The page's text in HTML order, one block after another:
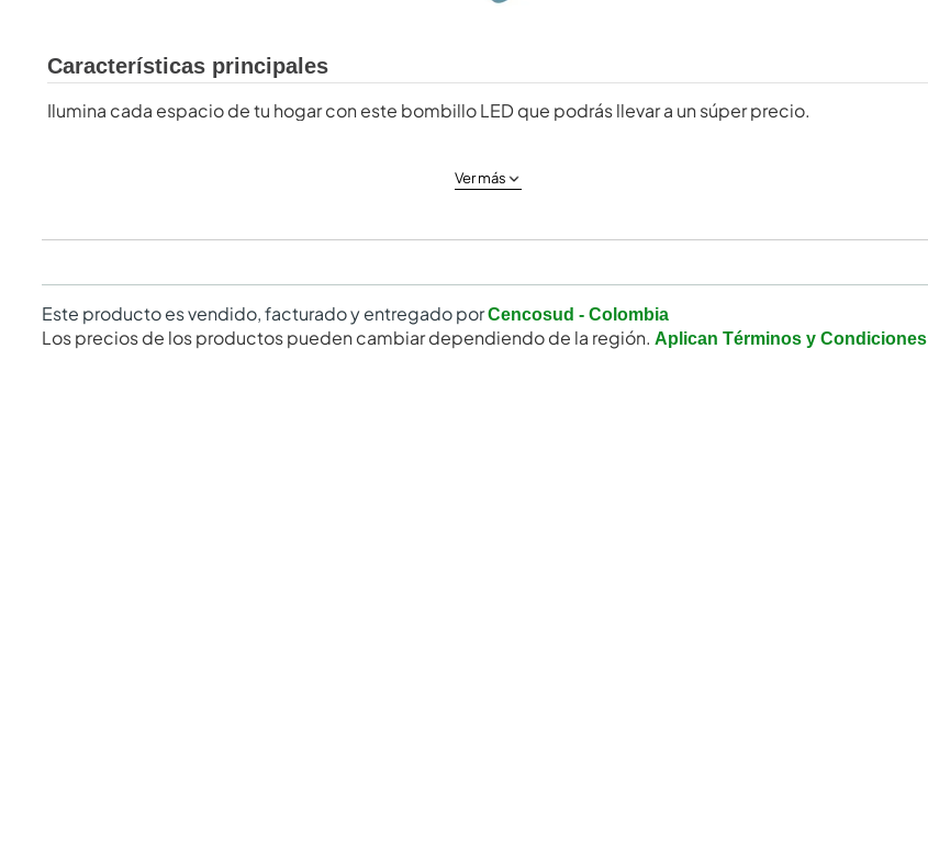
Características principales
Ilumina cada espacio de tu hogar con este bombillo LED que podrás llevar a un súper precio.
Ver más
Este producto es vendido, facturado y entregado porCencosud - Colombia
Los precios de los productos pueden cambiar dependiendo de la región. Aplican Términos y Condiciones